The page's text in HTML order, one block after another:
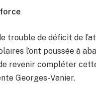
trouble de déficit de
l’ont poussée à
revenir compléter
Georges-Vanier.